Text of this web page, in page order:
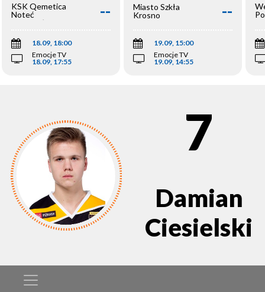
KSK Qemetica
Noteć
Inowrocław
--
18.09, 18:00
Emocje TV
18.09, 17:55
Miasto Szkła
Krosno
--
19.09, 15:00
Emocje TV
19.09, 14:55
7
Damian
Ciesielski